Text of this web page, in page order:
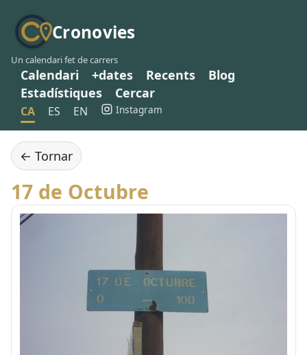
Cronovies
Un calendari fet de carrers
Calendari +dates Recents
Blog
Estadístiques
Cercar
CA ES EN Instagram
← Tornar
17 de Octubre